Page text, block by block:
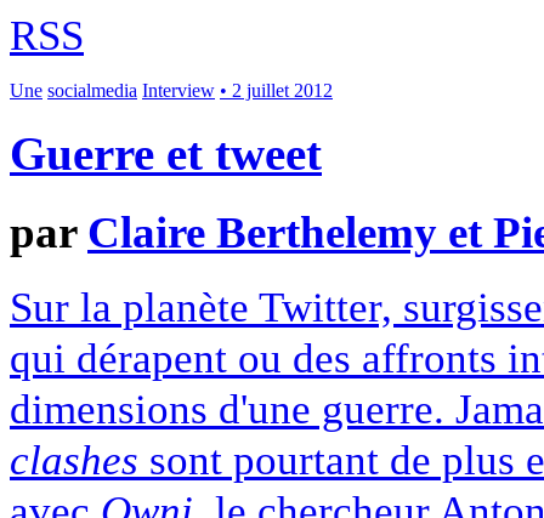
RSS
Une socialmedia Interview • 2 juillet 2012
Guerre et tweet
par Claire Berthelemy et
Sur la planète Twitter,
qui dérapent ou des affronts
dimensions d'une guerre.
clashes sont pourtant de plus